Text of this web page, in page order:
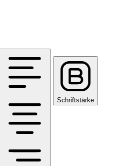
Schriftstärke